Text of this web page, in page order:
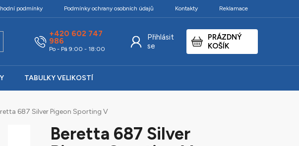
podmínky Podmínky ochrany osobních údajů Kontakty Reklamace
+420 602 747
986
Po - Pá 9:00 - 18:00
Přihlásit
se
NÁKUPNÍ
KOŠÍK
PRÁZDNÝ
KOŠÍK
TABULKY VELIKOSTÍ
687 Silver Pigeon Sporting V
Beretta 687 Silver